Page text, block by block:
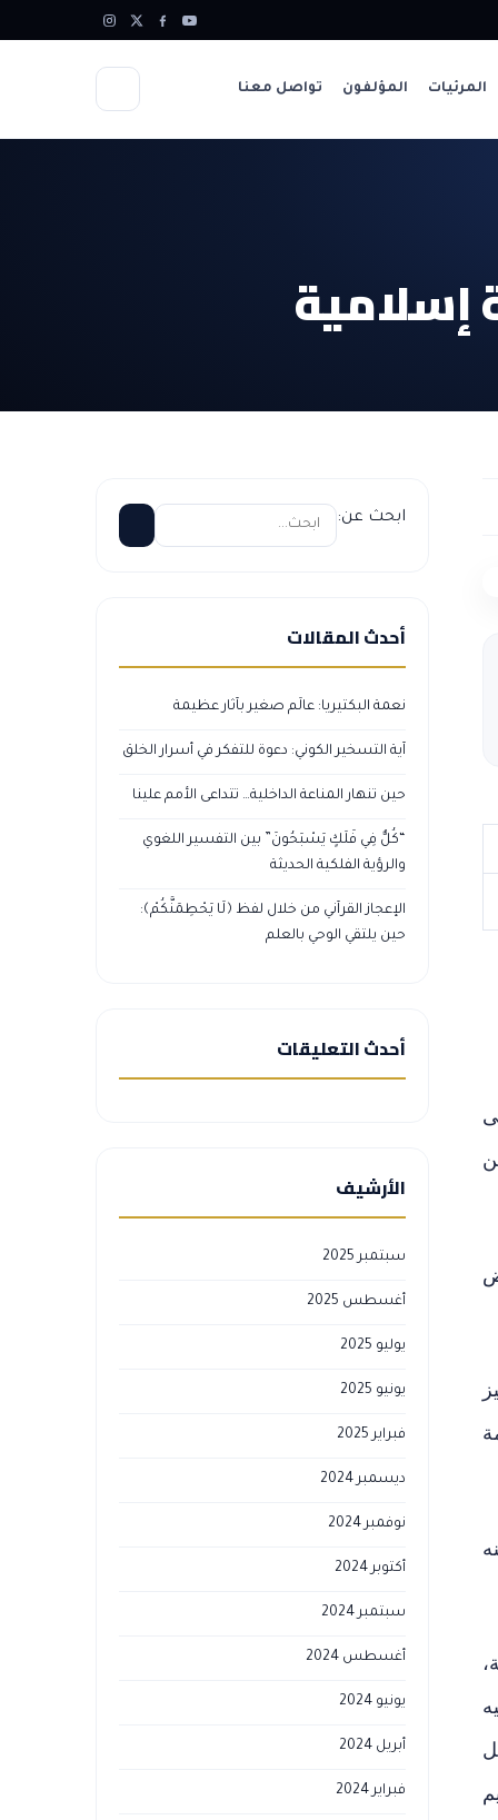
المرئيات المؤلفون تواصل معنا
إسلامية
ابحث عن:
أحدث المقالات
نعمة البكتيريا: عالَم صغير بآثار عظيمة
آية التسخير الكوني: دعوة للتفكر في أسرار الخلق
حين تنهار المناعة الداخلية… تتداعى الأمم علينا
“كُلٌّ فِي فَلَكٍ يَسْبَحُونَ” بين التفسير اللغوي
والرؤية الفلكية الحديثة
الإعجاز القرآني من خلال لفظ ﴿لَا يَحْطِمَنَّكُمْ﴾:
حين يلتقي الوحي بالعلم
أحدث التعليقات
الأرشيف
سبتمبر 2025
أغسطس 2025
يوليو 2025
يونيو 2025
فبراير 2025
ديسمبر 2024
نوفمبر 2024
أكتوبر 2024
سبتمبر 2024
أغسطس 2024
يونيو 2024
أبريل 2024
فبراير 2024